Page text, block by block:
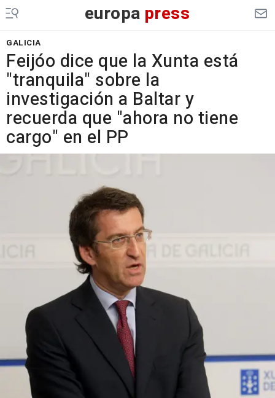
europa press
GALICIA
Feijóo dice que la Xunta está
"tranquila" sobre la
investigación a Baltar y
recuerda que "ahora no tiene
cargo" en el PP